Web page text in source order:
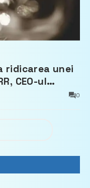
ridicarea unei
CEO-ul
0